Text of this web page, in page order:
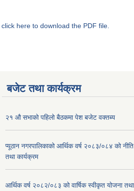
click here to download the PDF file.
बजेट तथा कार्यक्रम
२१ औ सभाको पहिलो बैठकमा पेश बजेट वक्तब्य
प्यूठान नगरपालिकाको आर्थिक वर्ष २०८३/०८४ को नीति
तथा कार्यक्रम
आर्थिक वर्ष २०८२/०८३ को वार्षिक स्वीकृत योजना तथा